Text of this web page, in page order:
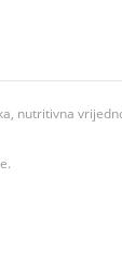
nutritivna